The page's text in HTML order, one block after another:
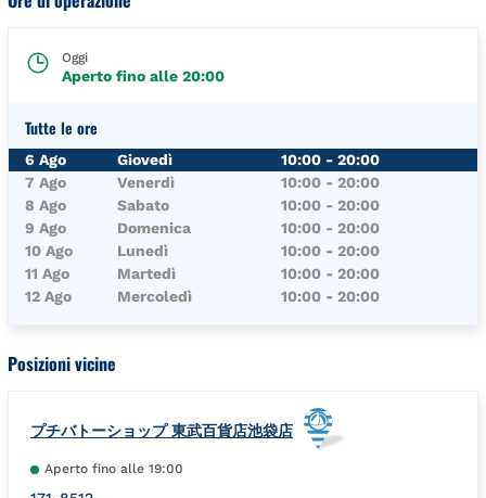
Oggi
Aperto fino alle 20:00
Tutte le ore
Giorno della Settimana
6 Ago Giovedì 10:00 - 20:00
7 Ago
Venerdì 10:00 - 20:00
8 Ago
Sabato 10:00 - 20:00
9 Ago
Domenica 10:00 - 20:00
10 Ago
Lunedì 10:00 - 20:00
11 Ago
Martedì 10:00 - 20:00
12 Ago
Mercoledì 10:00 - 20:00
Posizioni vicine
プチバトーショップ 東武百貨店池袋店
Aperto fino alle 19:00